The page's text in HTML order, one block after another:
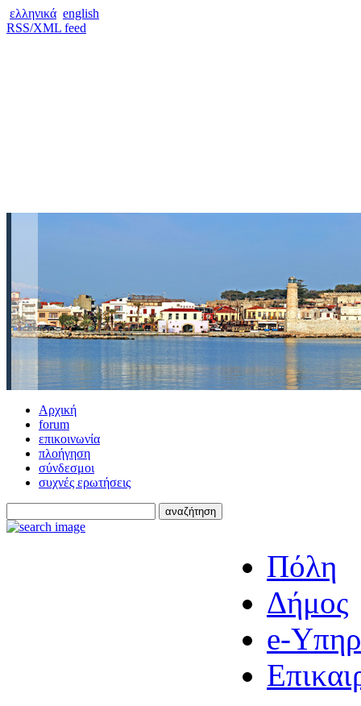
ελληνικά english
RSS/XML feed
Αρχική
forum
επικοινωνία
πλοήγηση
σύνδεσμοι
συχνές ερωτήσεις
Πόλη
Δήμος
e-